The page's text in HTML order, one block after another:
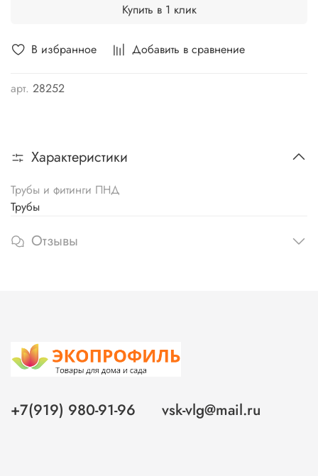
В избранное Добавить в сравнение
арт. 28252
Купить в 1 клик
Характеристики
Трубы и фитинги ПНД
Трубы
Отзывы
+7(919) 980-91-96 vsk-vlg@mail.ru